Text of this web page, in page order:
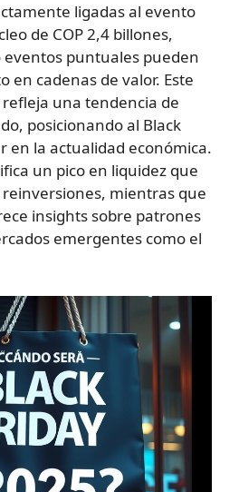
ligadas al evento
de COP 2,4 billones,
puntuales pueden
en cadenas de valor. Este
una tendencia de
posicionando al Black
en la actualidad económica.
un pico en liquidez que
mientras que
insights sobre patrones
emergentes como el